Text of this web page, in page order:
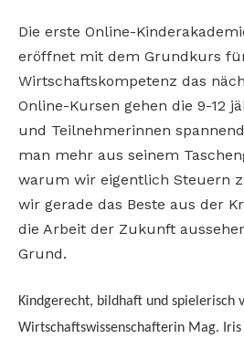
Die erste Online-
eröffnet mit dem Grundkurs
Wirtschaftskompetenz das
Online-Kursen gehen die 9-12
und Teilnehmerinnen
man mehr aus seinem
warum wir eigentlich Steuern
wir gerade das Beste aus der
die Arbeit der Zukunft
Grund.
Kindgerecht, bildhaft und spielerisch
Wirtschaftswissenschafterin Mag.